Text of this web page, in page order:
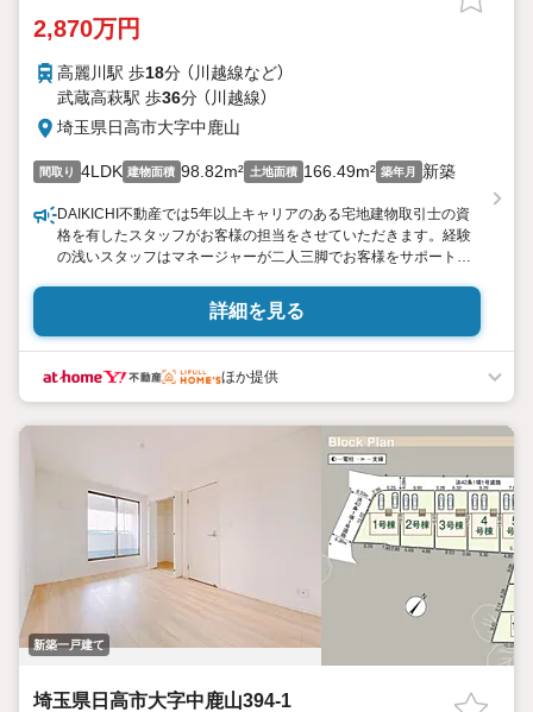
2,870万円
高麗川駅 歩18分 （川越線など）
武蔵高萩駅 歩36分 （川越線）
埼玉県日高市大字中鹿山
間取り 4LDK 建物面積 98.82m² 土地面積 166.49m² 築年月 新築
DAIKICHI不動産では5年以上キャリアのある宅地建物取引士の資
格を有したスタッフがお客様の担当をさせていただきます。経験
の浅いスタッフはマネージャーが二人三脚でお客様をサポート致
ますので、安心、安全のお取引ができる事をお約束いたします。
住宅ローンや火災保険、ライフライン（電気、ガス、水道等）や税
金の控除手続きまで、不動産購入に関わる全ての手続きを私共が
すのでご安心ください。 その他物件以外にかかる諸経費につい
て、「どこに、なんで、いくら」全てご説明いたします。 いつでも
お気軽にお問い合わせください。
詳細を見る
ほか提供
新築一戸建て
埼玉県日高市大字中鹿山394-1